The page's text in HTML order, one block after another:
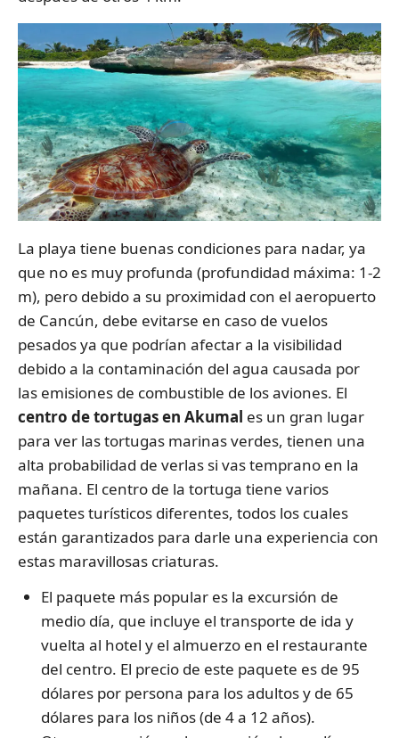
La playa tiene buenas condiciones para nadar, ya
que no es muy profunda (profundidad máxima: 1-2
m), pero debido a su proximidad con el aeropuerto
de Cancún, debe evitarse en caso de vuelos
pesados ya que podrían afectar a la visibilidad
debido a la contaminación del agua causada por
las emisiones de combustible de los aviones. El
centro de tortugas en Akumal es un gran lugar
para ver las tortugas marinas verdes, tienen una
alta probabilidad de verlas si vas temprano en la
mañana. El centro de la tortuga tiene varios
paquetes turísticos diferentes, todos los cuales
están garantizados para darle una experiencia con
estas maravillosas criaturas.
El paquete más popular es la excursión de
medio día, que incluye el transporte de ida y
vuelta al hotel y el almuerzo en el restaurante
del centro. El precio de este paquete es de 95
dólares por persona para los adultos y de 65
dólares para los niños (de 4 a 12 años).